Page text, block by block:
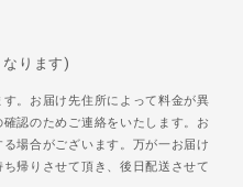
ります)
。お届け先住所によって料金が異
認のためご連絡をいたします。お
場合がございます。万が一お届け
帰りさせて頂き、後日配送させて